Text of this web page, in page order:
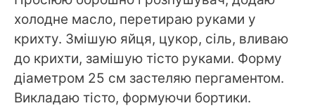
холодне масло, перетираю руками у
крихту. Змішую яйця, цукор, сіль, вливаю
до крихти, замішую тісто руками. Форму
діаметром 25 см застеляю пергаментом.
Викладаю тісто, формуючи бортики.